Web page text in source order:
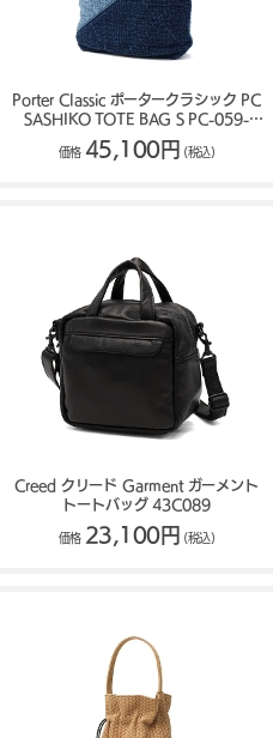
Porter Classic ポータークラシック PC
SASHIKO TOTE BAG S PC-059-
4030
価格 45,100円 (税込)
Creed クリード Garment ガーメント
トートバッグ 43C089
価格 23,100円 (税込)